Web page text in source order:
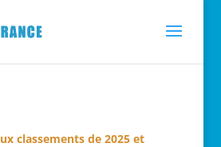
classements de 2025 et